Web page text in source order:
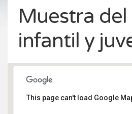
Muestra
infantil y
This page can't load Google